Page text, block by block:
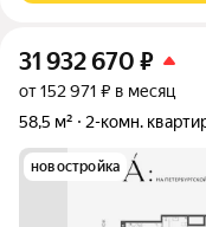
31 932 670 ₽
от 152 971 ₽ в месяц
58,5 м²
2-комн.
новостройка